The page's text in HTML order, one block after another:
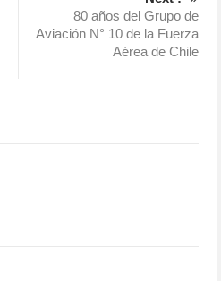
80 años del Grupo de
Aviación N° 10 de la Fuerza
Aérea de Chile